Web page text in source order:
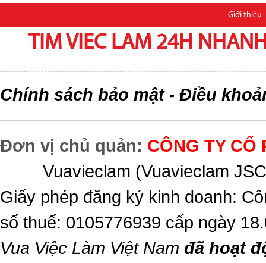
Giới thiệu
TIM VIEC LAM 24H
Chính sách bảo mật- Điều
Đơn vị chủ quản: CÔNG TY CỔ
Vuavieclam (Vuavieclam
Giấy phép đăng ký kinh doanh:
số thuế: 0105776939 cấp ngày
Vua Việc Làm Việt Nam đã hoạt